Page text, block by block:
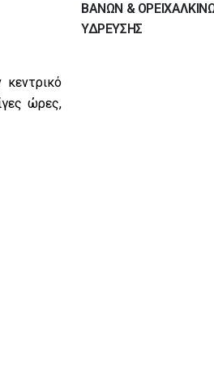
ώρες,
ΒΑΝΩΝ &
ΥΔΡΕΥΣΗΣ